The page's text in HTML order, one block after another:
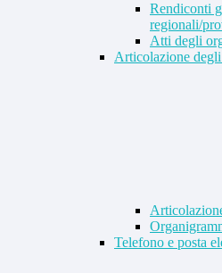
Rendiconti
regionali/
Atti degli
Articolazione
Telefono e posta